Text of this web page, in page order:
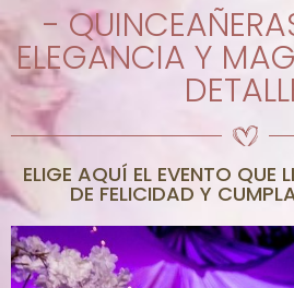
-
ELEGANCIA Y
ELIGE AQUÍ EL EVENTO QUE
DE FELICIDAD Y